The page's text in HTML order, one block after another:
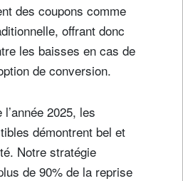
des coupons comme
offrant donc
les baisses en cas de
de conversion.
2025, les
démontrent bel et
Notre stratégie
de 90% de la reprise